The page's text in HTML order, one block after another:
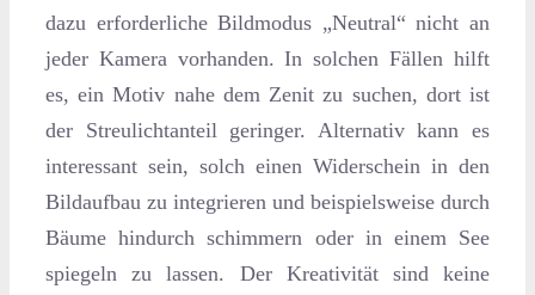
dazu erforderliche Bildmodus „Neutral“ nicht an
jeder Kamera vorhanden. In solchen Fällen hilft
es, ein Motiv nahe dem Zenit zu suchen, dort ist
der Streulichtanteil geringer. Alternativ kann es
interessant sein, solch einen Widerschein in den
Bildaufbau zu integrieren und beispielsweise durch
Bäume hindurch schimmern oder in einem See
spiegeln zu lassen. Der Kreativität sind keine